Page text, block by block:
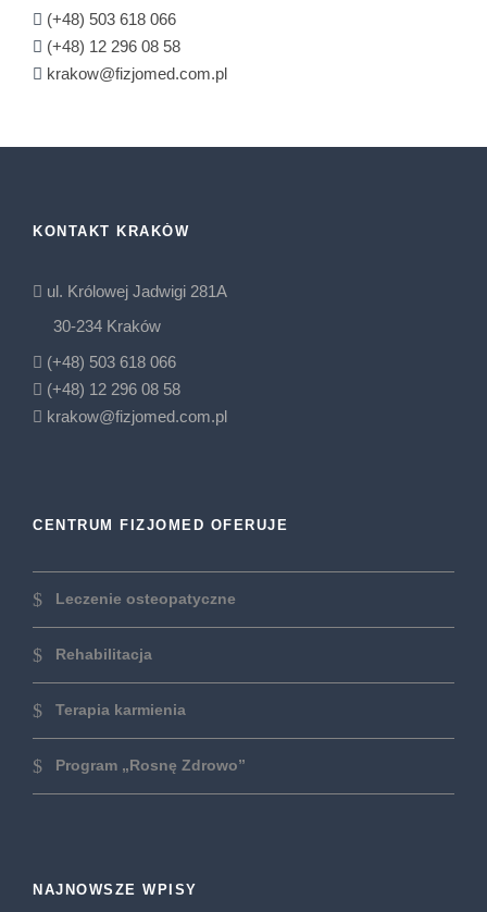
(+48) 503 618 066
(+48) 12 296 08 58
krakow@fizjomed.com.pl
KONTAKT KRAKÓW
ul. Królowej Jadwigi 281A
30-234 Kraków
(+48) 503 618 066
(+48) 12 296 08 58
krakow@fizjomed.com.pl
CENTRUM FIZJOMED OFERUJE
Leczenie osteopatyczne
Rehabilitacja
Terapia karmienia
Program „Rosnę Zdrowo”
NAJNOWSZE WPISY